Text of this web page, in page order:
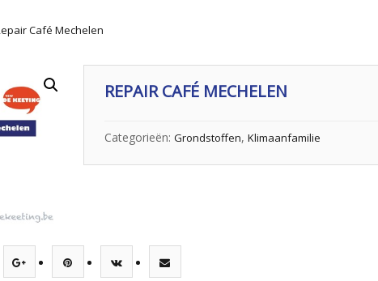
Café Mechelen
REPAIR CAFÉ MECHELEN
Categorieën: Grondstoffen, Klimaanfamilie